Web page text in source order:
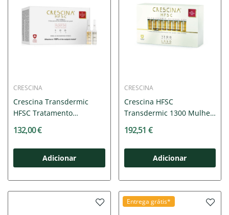
CRESCINA
Crescina Transdermic
HFSC Tratamento
132,00 €
Adicionar
CRESCINA
Crescina HFSC
Transdermic 1300 Mulher
192,51 €
Adicionar
Entrega grátis*